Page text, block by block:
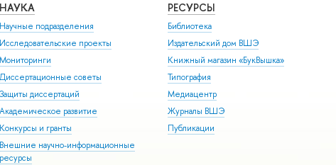
НАУКА
Научные подразделения
Исследовательские проекты
Мониторинги
Диссертационные советы
Защиты диссертаций
Академическое развитие
Конкурсы и гранты
Внешние научно-информационные
ресурсы
РЕСУРСЫ
Библиотека
Издательский дом ВШЭ
Книжный магазин «БукВышка»
Типография
Медиацентр
Журналы ВШЭ
Публикации